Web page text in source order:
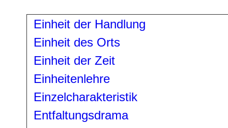
Einheit der Handlung
Einheit des Orts
Einheit der Zeit
Einheitenlehre
Einzelcharakteristik
Entfaltungsdrama